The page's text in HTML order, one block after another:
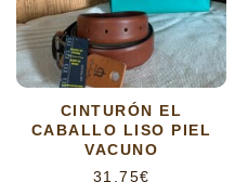
CINTURÓN EL
CABALLO LISO PIEL
VACUNO
31,75€